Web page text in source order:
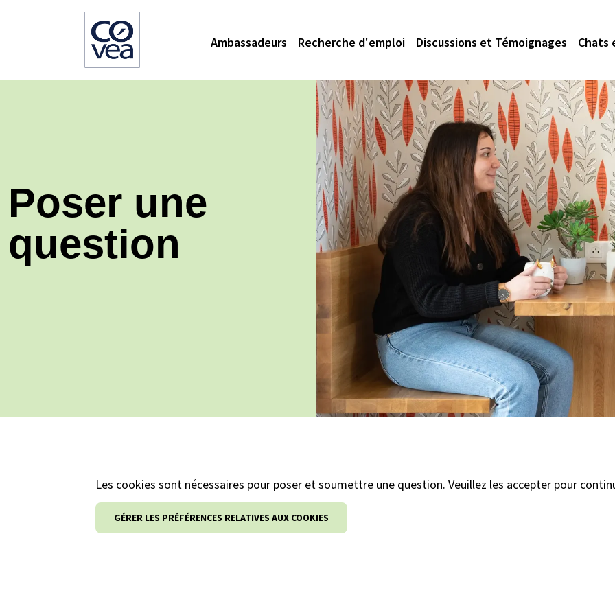
Ambassadeurs Recherche d'emploi Discussions et Témoignages Chats
Poser une
question
Les cookies sont nécessaires pour poser et soumettre une question. Veuillez les accepter pour
GÉRER LES PRÉFÉRENCES RELATIVES AUX COOKIES